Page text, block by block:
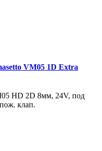
VM05 1D Extra
HD 2D 8мм, 24V, под
клап.